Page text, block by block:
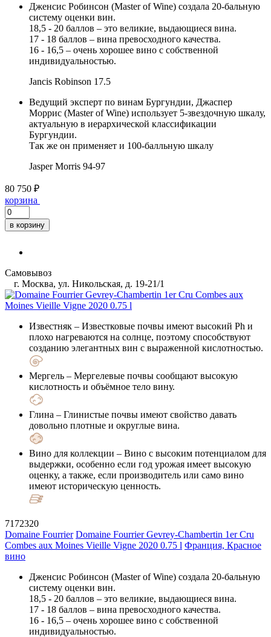
Дженсис Робинсон (Master of Wine) создала 20-бальную
систему оценки вин.
18,5 - 20 баллов – это великие, выдающиеся вина.
17 - 18 баллов – вина превосходного качества.
16 - 16,5 – очень хорошее вино с собственной
индивидуальностью.
Jancis Robinson 17.5
Ведущий эксперт по винам Бургундии, Джаспер
Моррис (Master of Wine) использует 5-звездочную шкалу,
актуальную в иерархической классификации
Бургундии.
Так же он применяет и 100-балльную шкалу
Jasper Morris 94-97
80 750 ₽
корзина
в корзину
Самовывоз
г. Москва, ул. Никольская, д. 19-21/1
Известняк – Известковые почвы имеют высокий Ph и
плохо нагреваются на солнце, поэтому способствуют
созданию элегантных вин с выраженной кислотностью.
Мергель – Мергелевые почвы сообщают высокую
кислотность и объёмное тело вину.
Глина – Глинистые почвы имеют свойство давать
довольно плотные и округлые вина.
Вино для коллекции – Вино с высоким потенциалом для
выдержки, особенно если год урожая имеет высокую
оценку, а также, если производитель или само вино
имеют историческую ценность.
7172320
Domaine Fourrier Domaine Fourrier Gevrey-Chambertin 1er Cru
Combes aux Moines Vieille Vigne 2020 0.75 l Франция, Красное
вино
Дженсис Робинсон (Master of Wine) создала 20-бальную
систему оценки вин.
18,5 - 20 баллов – это великие, выдающиеся вина.
17 - 18 баллов – вина превосходного качества.
16 - 16,5 – очень хорошее вино с собственной
индивидуальностью.